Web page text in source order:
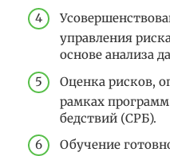
управления
основе анализа
Оценка рисков,
рамках
бедствий (СРБ).
Обучение